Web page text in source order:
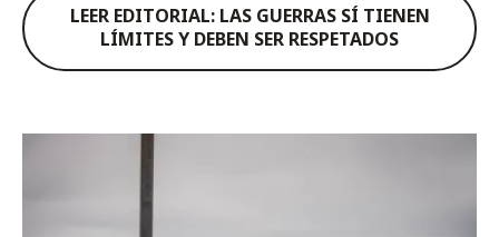
LEER EDITORIAL: LAS GUERRAS SÍ TIENEN
LÍMITES Y DEBEN SER RESPETADOS